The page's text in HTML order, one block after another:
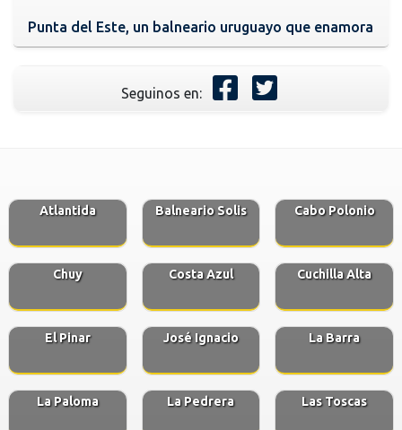
Punta del Este, un balneario uruguayo que enamora
Seguinos en:
Atlantida Balneario Solis Cabo Polonio
Chuy Costa Azul Cuchilla Alta
El Pinar José Ignacio La Barra
La Paloma La Pedrera Las Toscas